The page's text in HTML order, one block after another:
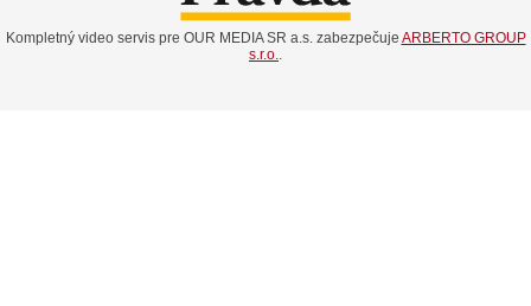
Kompletný video servis pre OUR MEDIA SR a.s. zabezpečuje ARBERTO GROUP
s.r.o.